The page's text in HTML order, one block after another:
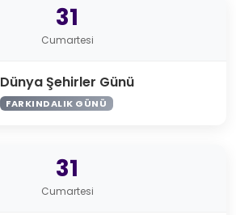
31
Cumartesi
Dünya Şehirler Günü
FARKINDALIK GÜNÜ
31
Cumartesi